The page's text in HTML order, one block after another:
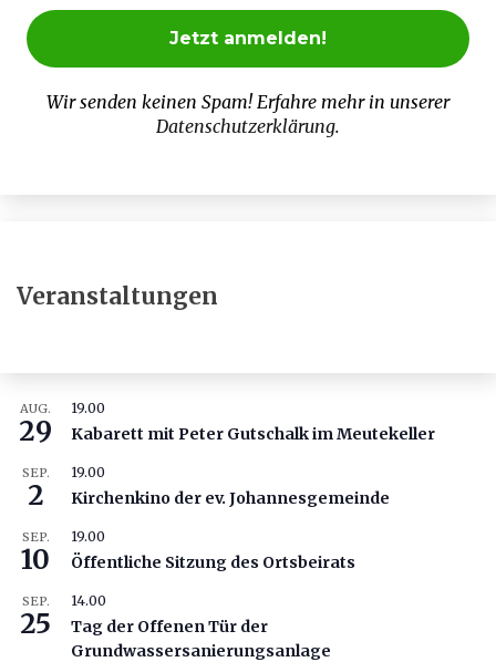
Wir senden keinen Spam! Erfahre mehr in unserer
Datenschutzerklärung.
Veranstaltungen
AUG.
29
19.00
Kabarett mit Peter Gutschalk im Meutekeller
SEP.
2
19.00
Kirchenkino der ev. Johannesgemeinde
SEP.
10
19.00
Öffentliche Sitzung des Ortsbeirats
SEP.
25
14.00
Tag der Offenen Tür der
Grundwassersanierungsanlage